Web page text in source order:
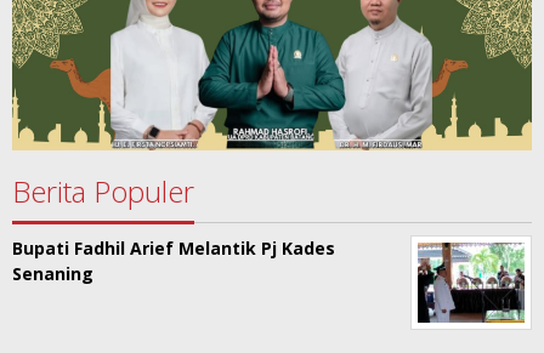
Berita Populer
Bupati Fadhil Arief Melantik Pj Kades
Senaning